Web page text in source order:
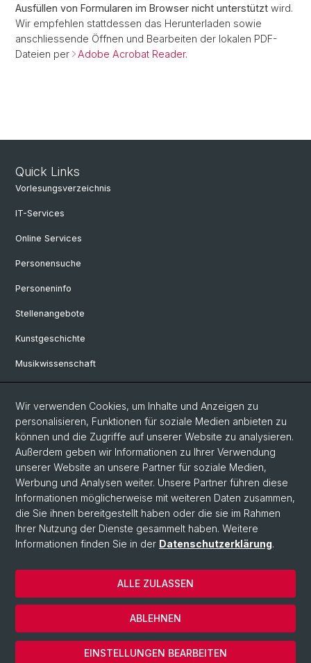
Ausfüllen von Formularen im Browser nicht unterstützt wird.
Wir empfehlen stattdessen das Herunterladen sowie
anschliessende Öffnen und Bearbeiten der lokalen PDF-
Dateien per
Adobe Acrobat Reader.
Quick Links
Vorlesungsverzeichnis
IT-Services
Online Services
Personensuche
Personeninfo
Stellenangebote
Kunstgeschichte
Musikwissenschaft
Social Media
Twitter
© Universität Basel
Datenschutzerklärung
Philosophisch-Historische Fakultät
Departement Künste, Medien, Philosophie
Wir verwenden Cookies, um Inhalte und Anzeigen zu
personalisieren, Funktionen für soziale Medien anbieten zu
können und die Zugriffe auf unserer Website zu analysieren.
Außerdem geben wir Informationen zu Ihrer Verwendung
unserer Website an unsere Partner für soziale Medien,
Werbung und Analysen weiter. Unsere Partner führen diese
Informationen möglicherweise mit weiteren Daten zusammen,
die Sie ihnen bereitgestellt haben oder die sie im Rahmen
Ihrer Nutzung der Dienste gesammelt haben. Weitere
Informationen finden Sie in der Datenschutzerklärung.
EINSTELLUNGEN BEARBEITEN
ABLEHNEN
ALLE ZULASSEN